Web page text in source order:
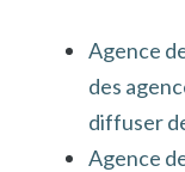
Agence
des
diffuser
Agence